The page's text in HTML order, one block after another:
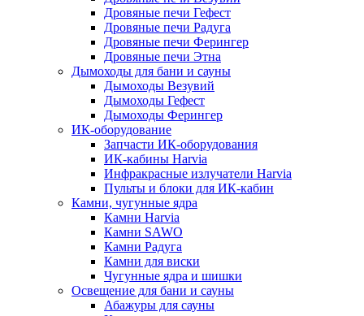
Дровяные печи Гефест
Дровяные печи Радуга
Дровяные печи Ферингер
Дровяные печи Этна
Дымоходы для бани и сауны
Дымоходы Везувий
Дымоходы Гефест
Дымоходы Ферингер
ИК-оборудование
Запчасти ИК-оборудования
ИК-кабины Harvia
Инфракрасные излучатели Harvia
Пульты и блоки для ИК-кабин
Камни, чугунные ядра
Камни Harvia
Камни SAWO
Камни Радуга
Камни для виски
Чугунные ядра и шишки
Освещение для бани и сауны
Абажуры для сауны